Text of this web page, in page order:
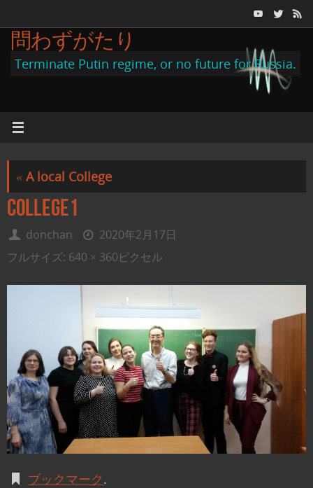
ン
キ
プ
問わずがたり
Terminate Putin regime, or no future for Russia.
« A local College
college1
donchan
2020年2月17日
フルサイズ: 640 × 360ピクセル
ブックマーク.